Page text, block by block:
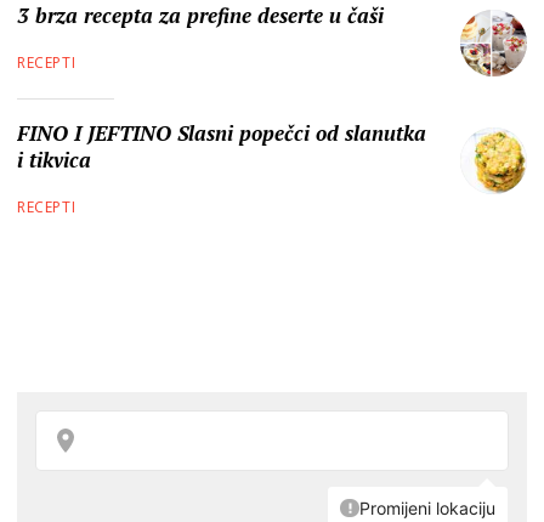
3 brza recepta za prefine deserte u čaši
RECEPTI
FINO I JEFTINO Slasni popečci od slanutka
i tikvica
RECEPTI